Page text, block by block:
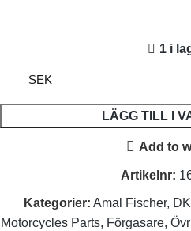
1 i
SEK
LÄGG TILL I
Add to
Artikelnr:
Kategorier: Amal Fischer,
Motorcycles Parts, Förgasare,